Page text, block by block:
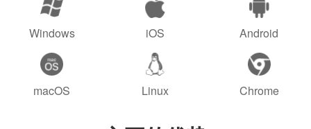
Windows iOS Android
macOS Linux Chrome